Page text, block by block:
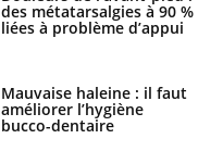
des métatarsalgies à 90 %
liées à problème d’appui
Mauvaise haleine : il faut
améliorer l’hygiène
bucco-dentaire